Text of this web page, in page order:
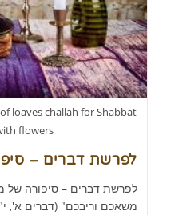
loaves challah for Shabbat
flowers
לפרשת דברים –
לפרשת דברים – סיפורה של
משאכם וריבכם" (דברים א',